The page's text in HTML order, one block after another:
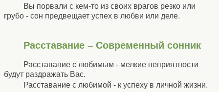
Вы порвали с кем-то из своих врагов резко или
грубо - сон предвещает успех в любви или деле.
Расставание – Современный сонник
Расставание с любимым - мелкие неприятности
будут раздражать Вас.
Расставание с любимой - к успеху в личной жизни.